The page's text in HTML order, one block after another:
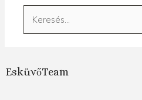
Keresés:
EsküvőTeam